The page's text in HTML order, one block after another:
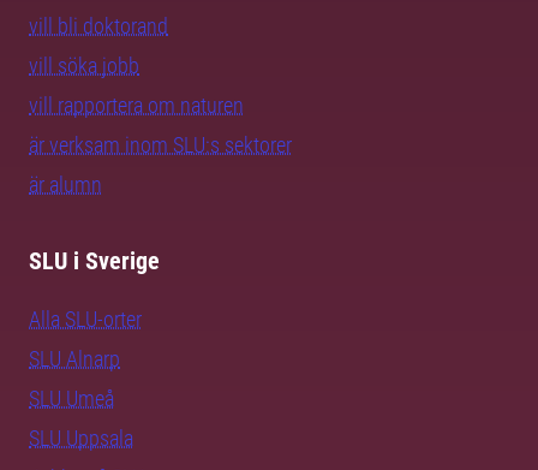
vill bli doktorand
vill söka jobb
vill rapportera om naturen
är verksam inom SLU:s sektorer
är alumn
SLU i Sverige
Alla SLU-orter
SLU Alnarp
SLU Umeå
SLU Uppsala